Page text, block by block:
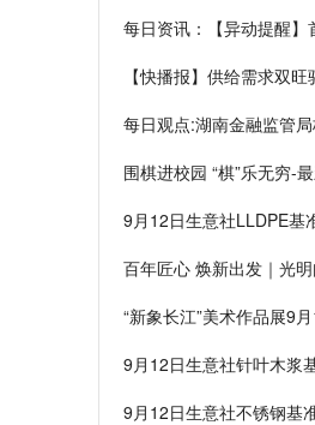
每日资讯：【异动提醒
【快播报】供给需求双
每日观点:湖南金融监管
围棋进校园 “棋”乐无穷-
9月12日生意社LLDPE基
百年匠心 焕新出发｜光
“新象长江”美术作品展9
9月12日生意社针叶木浆
9月12日生意社不锈钢基